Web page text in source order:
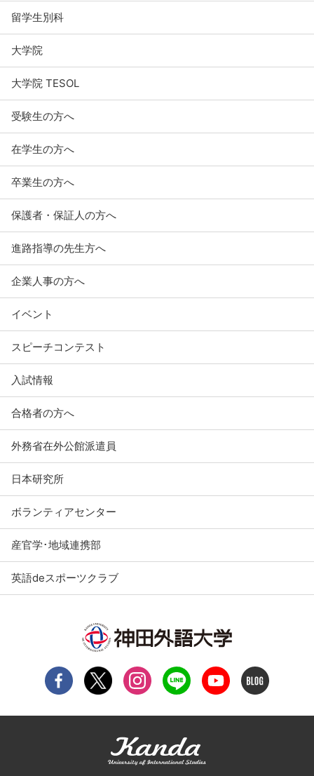
留学生別科
大学院
大学院 TESOL
受験生の方へ
在学生の方へ
卒業生の方へ
保護者・保証人の方へ
進路指導の先生方へ
企業人事の方へ
イベント
スピーチコンテスト
入試情報
合格者の方へ
外務省在外公館派遣員
日本研究所
ボランティアセンター
産官学･地域連携部
英語deスポーツクラブ